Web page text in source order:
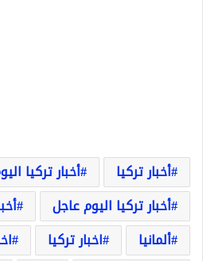
أخبار تركيا
أخبار تركيا
أخبار تركيا اليوم عاجل
ألمانيا
اخبار تركيا